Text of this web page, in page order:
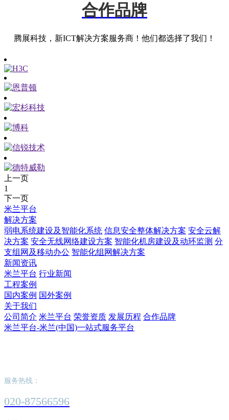
合作品牌
腾展科技，新ICT解决方案服务商！他们都选择了我们！
上一页
1
下一页
米兰平台
解决方案
弱电系统建设及智能化系统 信息安全整体解决方案 安全云解
决方案 安全无线网络建设方案 智能化机房建设及动环监测 分
支组网及移动办公 智能化组网解决方案
新闻资讯
米兰平台 行业新闻
工程案例
国内案例 国外案例
关于我们
公司简介 米兰平台 荣誉资质 发展历程 合作品牌
米兰平台-米兰(中国)一站式服务平台
服务热线：
020-87566596